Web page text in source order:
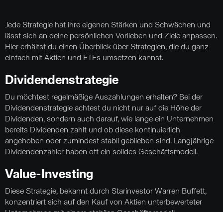
Jede Strategie hat ihre eigenen Stärken und Schwächen und
lässt sich an deine persönlichen Vorlieben und Ziele anpassen.
Hier erhältst du einen Überblick über Strategien, die du ganz
einfach mit Aktien und ETFs umsetzen kannst.
Dividendenstrategie
Du möchtest regelmäßige Auszahlungen erhalten? Bei der
Dividendenstrategie achtest du nicht nur auf die Höhe der
Dividenden, sondern auch darauf, wie lange ein Unternehmen
bereits Dividenden zahlt und ob diese kontinuierlich
angehoben oder zumindest stabil geblieben sind. Langjährige
Dividendenzahler haben oft ein solides Geschäftsmodell.
Value-Investing
Diese Strategie, bekannt durch Starinvestor Warren Buffett,
konzentriert sich auf den Kauf von Aktien unterbewerteter